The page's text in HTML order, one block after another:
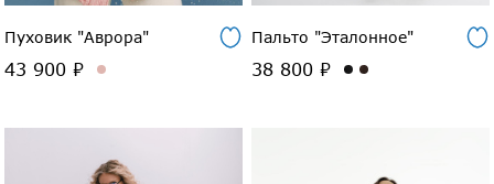
Пуховик "Аврора"
43 900 ₽
Пальто "Эталонное"
38 800 ₽